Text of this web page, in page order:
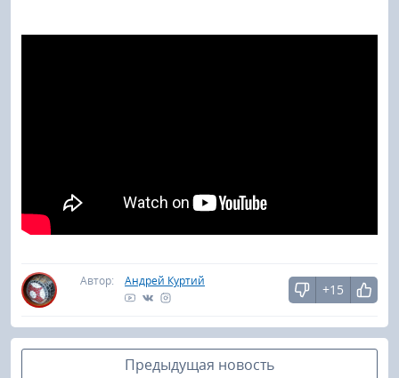
Автор: Андрей Куртий
+15
Предыдущая новость